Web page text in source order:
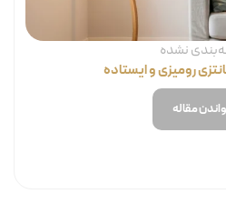
نشده
مقاله